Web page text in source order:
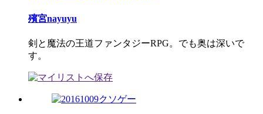
殯宮nayuyu
剣と魔法の王道ファンタジーRPG。でも奥は深いで
す。